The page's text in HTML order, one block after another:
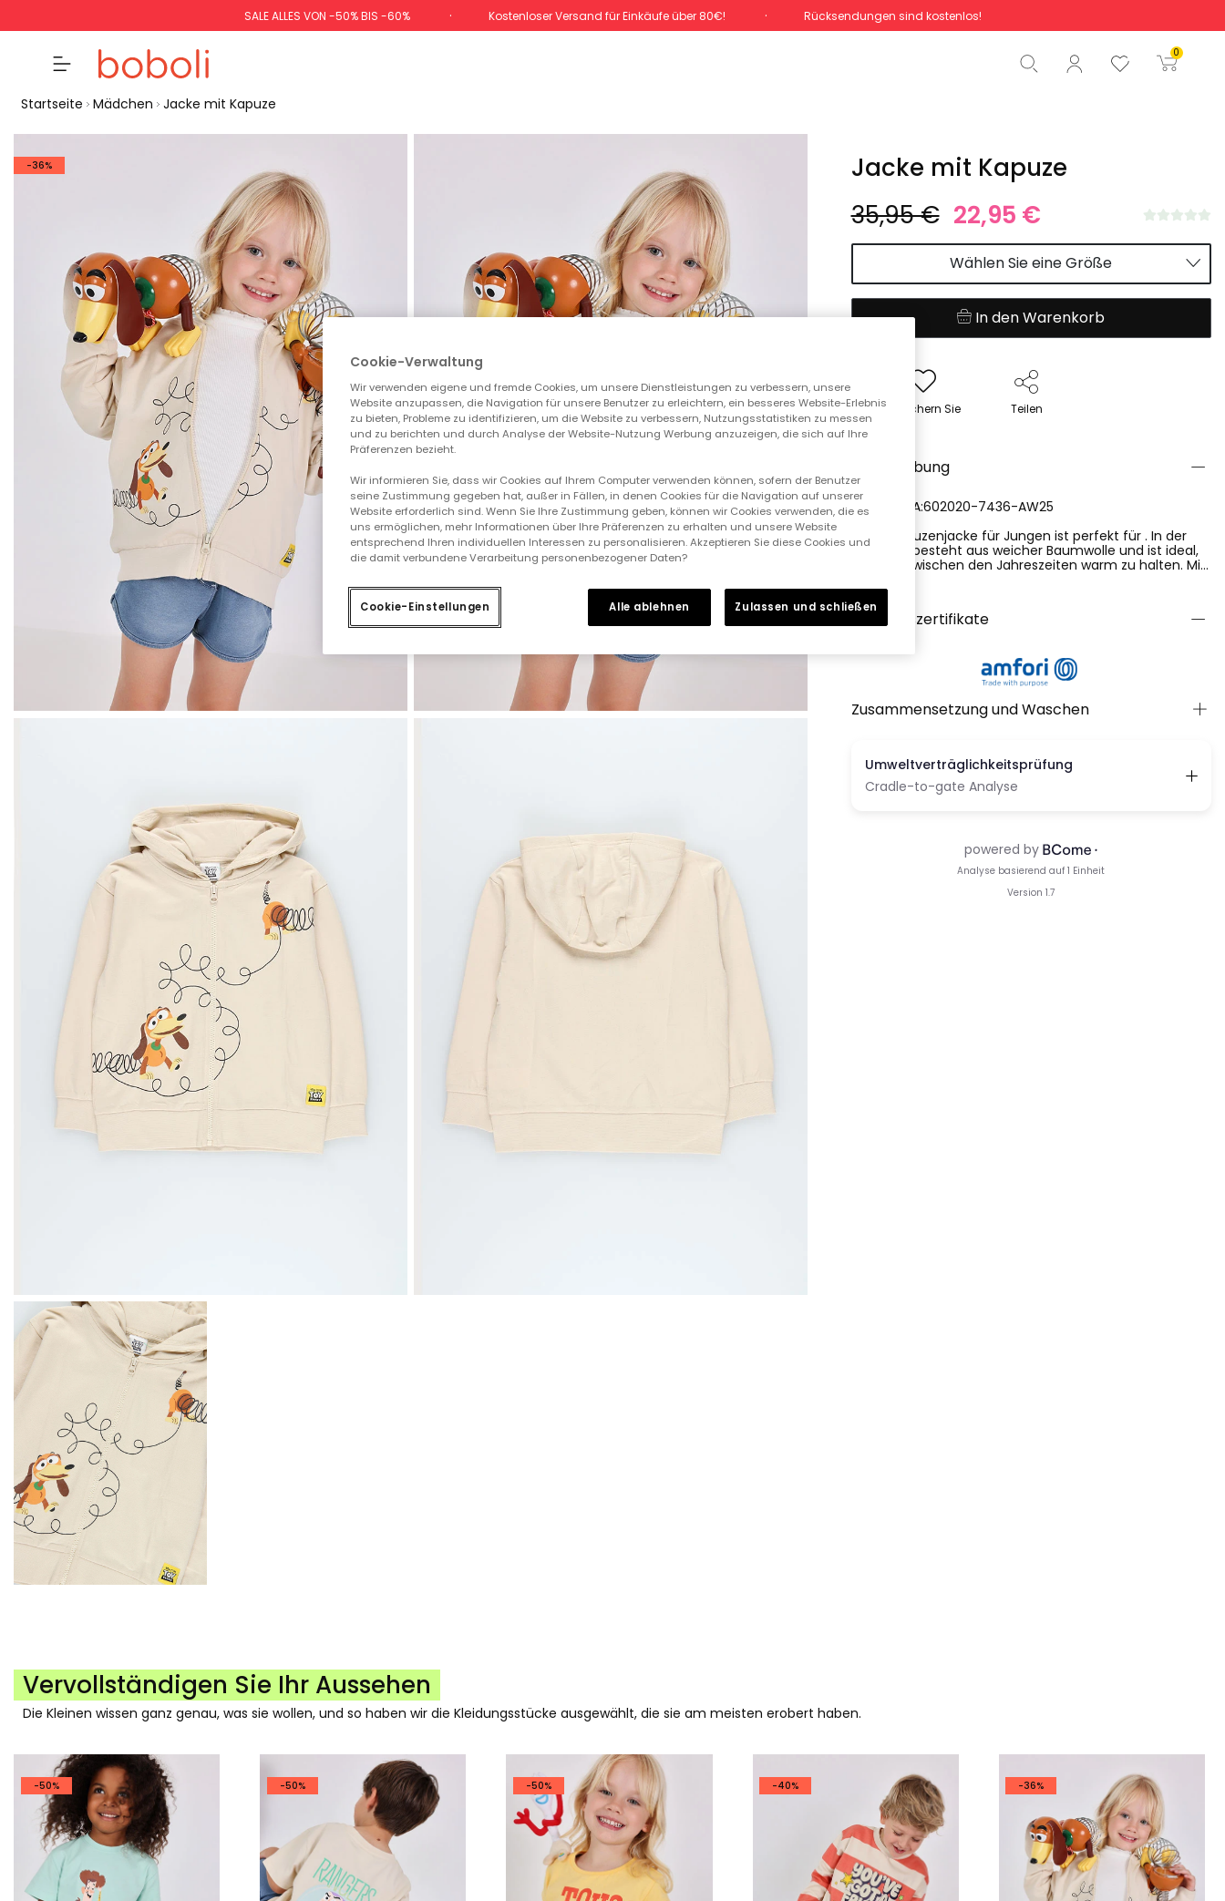
SALE ALLES VON -50% BIS -60% Kostenloser Versand für Einkäufe über 80€! Rücksendungen sind kostenlos!
0
Gesamtbetrag 0,00 €
Start der Bestellung
Startseite Mädchen Jacke mit Kapuze
-36%
Jacke mit Kapuze
35,95 € 22,95 €
Wählen Sie eine Größe
In den Warenkorb
Speichern Sie Teilen
Beschreibung
REFERENCIA:602020-7436-AW25
Diese Kapuzenjacke für Jungen ist perfekt für . In der
Farbe Sie besteht aus weicher Baumwolle und ist ideal,
um sich zwischen den Jahreszeiten warm zu halten. Mit
Vorderseite ist er praktisch und leicht anzuziehen.
Erhältlich in Größen von 12 Monaten bis 10 Jahren, passt
er sich an verschiedene Looks und Situationen an. Ein
bei jedem Schritt begleitet.
Ver más
Qualitätszertifikate
Zusammensetzung und Waschen
Vervollständigen Sie Ihr Aussehen
Die Kleinen wissen ganz genau, was sie wollen, und so haben wir die Kleidungsstücke ausgewählt, die sie am meisten erobert haben.
-50% -50% -50% -40% -36%
Cookie-Verwaltung
Wir verwenden eigene und fremde Cookies, um unsere Dienstleistungen zu verbessern, unsere
Website anzupassen, die Navigation für unsere Benutzer zu erleichtern, ein besseres Website-Erlebnis
zu bieten, Probleme zu identifizieren, um die Website zu verbessern, Nutzungsstatistiken zu messen
und zu berichten und durch Analyse der Website-Nutzung Werbung anzuzeigen, die sich auf Ihre
Präferenzen bezieht.
Wir informieren Sie, dass wir Cookies auf Ihrem Computer verwenden können, sofern der Benutzer
seine Zustimmung gegeben hat, außer in Fällen, in denen Cookies für die Navigation auf unserer
Website erforderlich sind. Wenn Sie Ihre Zustimmung geben, können wir Cookies verwenden, die es
uns ermöglichen, mehr Informationen über Ihre Präferenzen zu erhalten und unsere Website
entsprechend Ihren individuellen Interessen zu personalisieren. Akzeptieren Sie diese Cookies und
die damit verbundene Verarbeitung personenbezogener Daten?
Cookie-Einstellungen Alle ablehnen Zulassen und schließen